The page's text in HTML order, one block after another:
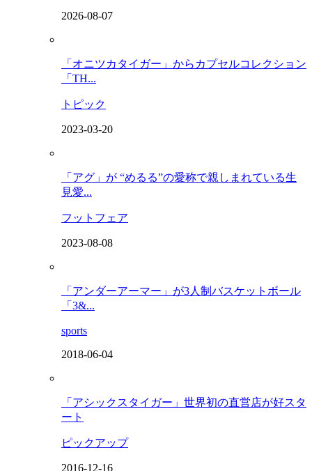
2026-08-07
「オニツカタイガー」からカプセルコレクション
「TH...
トピック
2023-03-20
「アグ」が “めるる”の愛称で親しまれている生
見愛...
フットフェア
2023-08-08
「アンダーアーマー」が3人制バスケットボール
「3&...
sports
2018-06-04
「アシックスタイガー」世界初の直営店が好スタ
ート
ピックアップ
2016-12-16